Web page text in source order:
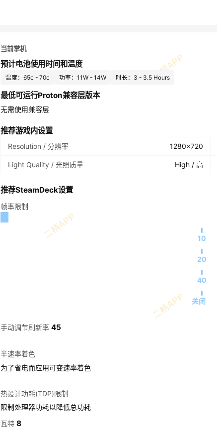
当前掌机
预计电池使用时间和温度
温度：65c - 70c 功率：11W - 14W 时长：3 - 3.5 Hours
最低可运行Proton兼容层版本
无需使用兼容层
推荐游戏内设置
Resolution / 分辨率 1280x720
Light Quality / 光照质量 High / 高
推荐SteamDeck设置
帧率限制
10
20
40
关闭
手动调节刷新率 45
半速率着色
为了省电而应用可变速率着色
热设计功耗(TDP)限制
限制处理器功耗以降低总功耗
瓦特 8